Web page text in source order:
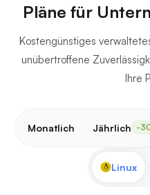
Pläne für
Kostengünstiges
unübertroffene
Ihre
Monatlich Jährlich -
Linux